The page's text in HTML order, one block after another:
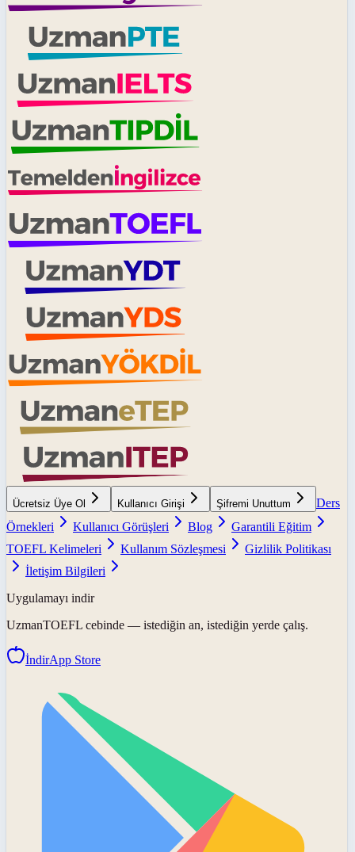
Ücretsiz Üye Ol Kullanıcı Girişi Şifremi Unuttum
Ders
Örnekleri
Kullanıcı Görüşleri Blog
Garantili Eğitim
TOEFL Kelimeleri
Kullanım Sözleşmesi
Gizlilik Politikası
İletişim Bilgileri
Uygulamayı indir
UzmanTOEFL cebinde — istediğin an, istediğin yerde çalış.
İndirApp Store